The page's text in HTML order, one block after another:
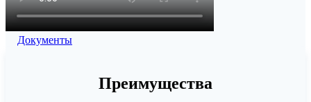
Документы
Преимущества